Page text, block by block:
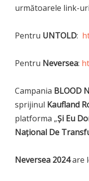
următoarele link-
Pentru UNTOLD:
Pentru Neversea:
Campania BLOOD
sprijinul Kaufland
platforma „Și Eu
Național De
Neversea 2024are